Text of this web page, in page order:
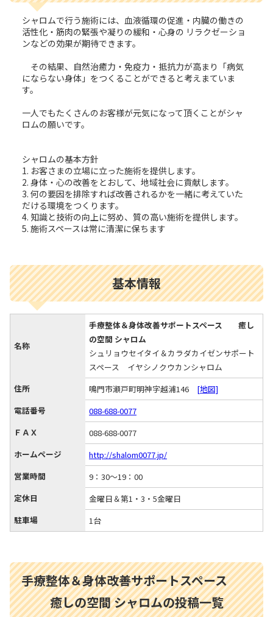
シャロムで行う施術には、血液循環の促進・内臓の働きの
活性化・筋肉の緊張や凝りの緩和・心身の リラクゼーショ
ンなどの効果が期待できます。
その結果、自然治癒力・免疫力・抵抗力が高まり「病気
にならない身体」をつくることができると考えまていま
す。
一人でもたくさんのお客様が元気になって頂くことがシャ
ロムの願いです。
シャロムの基本方針
1. お客さまの立場に立った施術を提供します。
2. 身体・心の改善をとおして、地域社会に貢献します。
3. 何の要因を排除すれば改善されるかを一緒に考えていた
だける環境をつくります。
4. 知識と技術の向上に努め、質の高い施術を提供します。
5. 施術スペースは常に清潔に保ちます
基本情報
名称
手療整体＆身体改善サポートスペース 癒し
の空間 シャロム
シュリョウセイタイ＆カラダカイゼンサポート
スペース イヤシノクウカンシャロム
住所
鳴門市瀬戸町明神字越浦146 [地図]
電話番号
088-688-0077
ＦＡＸ
088-688-0077
ホームページ
http://shalom0077.jp/
営業時間
9：30～19：00
定休日
金曜日＆第1・3・5金曜日
駐車場
1台
手療整体＆身体改善サポートスペース
癒しの空間 シャロムの投稿一覧